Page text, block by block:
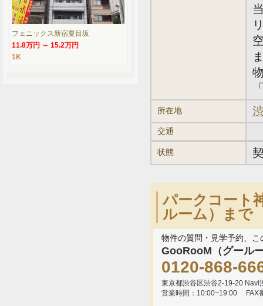
所在地
交通
状態
パークコート
ルーム）まで
物件の質問・見学予約、
GooRooM（グール
0120-868-
東京都渋谷区渋谷2-19-20 Navi
営業時間：10:00~19:00
FAX
フェニックス新宿夏目坂
11.8万円 ～ 15.2万円
1K